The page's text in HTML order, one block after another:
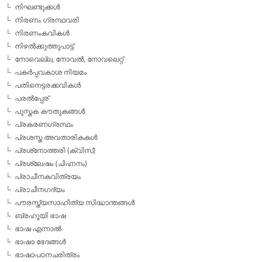
നിഘണ്ടുക്കള്‍
നിരണം ഗ്രന്ഥവരി
നിരണംകവികള്‍
നിഴല്‍ക്കുത്തുപാട്ട്
നോവെല്ല, നോവല്‍, നോവലെറ്റ്
പകര്‍പ്പവകാശ നിയമം
പതിനെട്ടരക്കവികള്‍
പരല്‍പ്പേര്
പുസ്തക കൗതുകങ്ങള്‍
പ്രകരണഗ്രന്ഥം
പ്രശസ്ത അവതാരികകള്‍
പ്രശ്‌നോത്തരി (ക്വിസ്)
പ്രശ്ലേഷം (ചിഹ്നനം)
പ്രാചീനകവിത്രയം
പ്രാചീനഗദ്യം
പൗരസ്ത്യസാഹിത്യ സിദ്ധാന്തങ്ങള്‍
ബ്രഹൂയി ഭാഷ
ഭാഷ എന്നാല്‍
ഭാഷാ ഭേദങ്ങള്‍
ഭാഷാപഠനചരിത്രം